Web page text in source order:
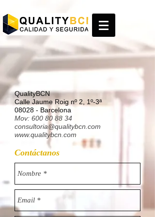
600 80 88 34 consultoria@qualitybcn.com
QualityBCN
Calle Jaume Roig nº 2, 1º-3ª
08028 - Barcelona
Mov: 600 80 88 34
consultoria@qualitybcn.com
www.qualitybcn.com
Contáctanos